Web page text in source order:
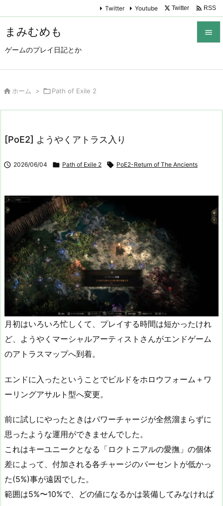
まみむめも
ゲームのプレイ日記とか

Twitter Youtube Twitter  RSS
 ホーム > Path of Exile 2
[PoE2] ようやくアトラス入り
 2026/06/04  Path of Exile 2  PoE2-Return of The Ancients
月初はいろいろ忙しくて、プレイする時間は短かったけれ
ど、ようやくマーシャルアーティストさんがエンドゲーム
のアトラスマップへ到着。
エンドに入ったということでビルドをホロウフォーム＋ワ
ーリングアサルト型へ変更。
前に試しにやったときはパワーチャージが全然溜まらずに
思ったような運用ができませんでした。
これはキーユニークとなる「ロクトニアルの愛撫」の個体
差によって、付加される各チャージのパーセントが低かっ
た(5%)事が遠因でした。
範囲は5%〜10%で、どの値になるかは装備してみなければ